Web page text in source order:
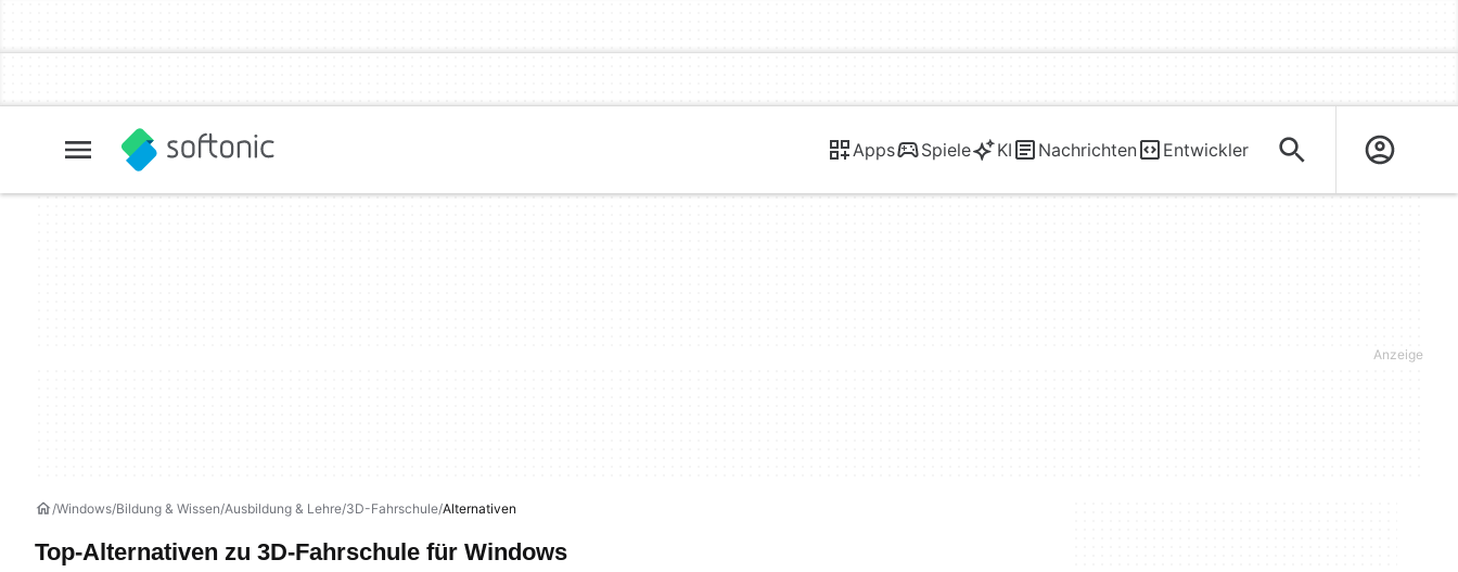
Apps Spiele KI Nachrichten Entwickler
Windows Bildung & Wissen Ausbildung & Lehre 3D-Fahrschule Alternativen
Top-Alternativen zu 3D-Fahrschule für Windows